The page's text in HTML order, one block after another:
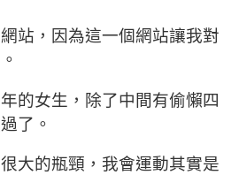
站，因為這一個網站讓我對
的女生，除了中間有偷懶四
了。
大的瓶頸，我會運動其實是